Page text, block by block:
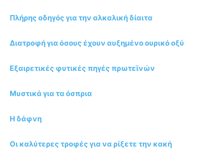
Πλήρης οδηγός για την αλκαλική δίαιτα
Διατροφή για όσους έχουν αυξημένο ουρικό οξύ
Εξαιρετικές φυτικές πηγές πρωτεϊνών
Μυστικά για τα όσπρια
Η δάφνη
Οι καλύτερες τροφές για να ρίξετε την κακή